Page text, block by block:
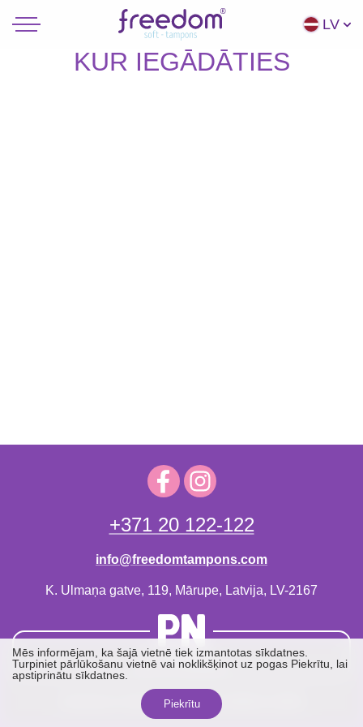
LV
KUR IEGĀDĀTIES
SIA «PN Baltic»
+371 20 122-122
info@freedomtampons.com
K. Ulmaņa gatve, 119, Mārupe, Latvija, LV-2167
Lietošanas noteikumi Konfidencialitātes politika
Mēs informējam, ka šajā vietnē tiek izmantotas sīkdatnes.
Turpiniet pārlūkošanu vietnē vai noklikšķinot uz pogas Piekrītu, lai
apstiprinātu sīkdatnes.
Piekrītu